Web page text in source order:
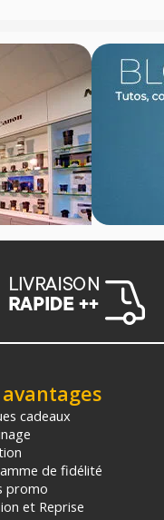
avantages
cadeaux
de fidélité
promo
et Reprise